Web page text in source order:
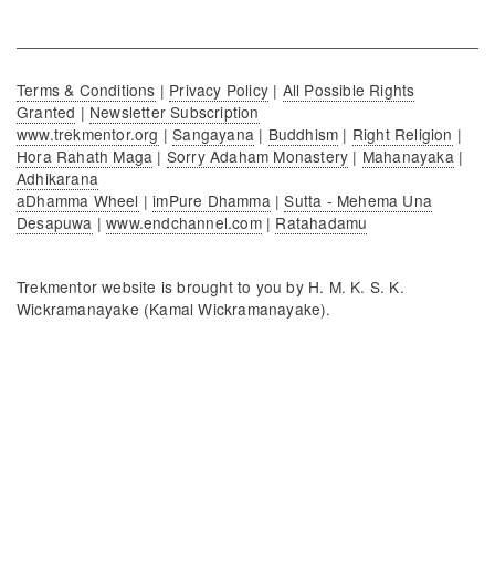
Terms & Conditions | Privacy Policy | All Possible Rights
Granted | Newsletter Subscription
www.trekmentor.org |Sangayana | Buddhism | Right Religion |
Hora Rahath Maga | Sorry Adaham Monastery | Mahanayaka |
Adhikarana
aDhamma Wheel |imPure Dhamma |Sutta - Mehema Una
Desapuwa |www.endchannel.com| Ratahadamu
Trekmentor website is brought to you by H. M. K. S. K.
Wickramanayake (Kamal Wickramanayake).